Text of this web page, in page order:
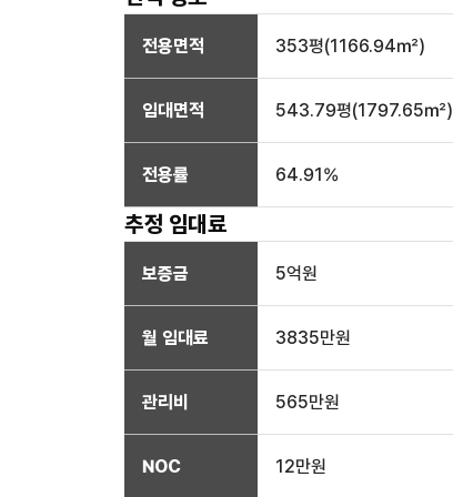
전용면적 353평(1166.94㎡)
임대면적 543.79평(1797.65㎡)
전용률 64.91%
추정 임대료
보증금 5억원
월 임대료 3835만원
관리비 565만원
NOC 12만원